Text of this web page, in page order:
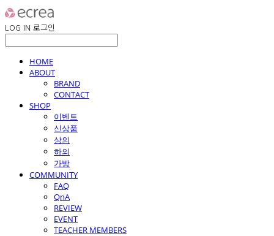
LOG IN 로그인
HOME
ABOUT
BRAND
CONTACT
SHOP
이벤트
신상품
상의
하의
가방
COMMUNITY
FAQ
QnA
REVIEW
EVENT
TEACHER MEMBERS